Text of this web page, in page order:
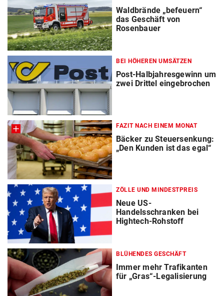
Waldbrände „befeuern“
das Geschäft von
Rosenbauer
BEI HÖHEREN UMSÄTZEN
Post-Halbjahresgewinn um
zwei Drittel eingebrochen
FAZIT NACH EINEM MONAT
Bäcker zu Steuersenkung:
„Den Kunden ist das egal“
ZÖLLE UND MINDESTPREIS
Neue US-
Handelsschranken bei
Hightech-Rohstoff
BLÜHENDES GESCHÄFT
Immer mehr Trafikanten
für „Gras“-Legalisierung